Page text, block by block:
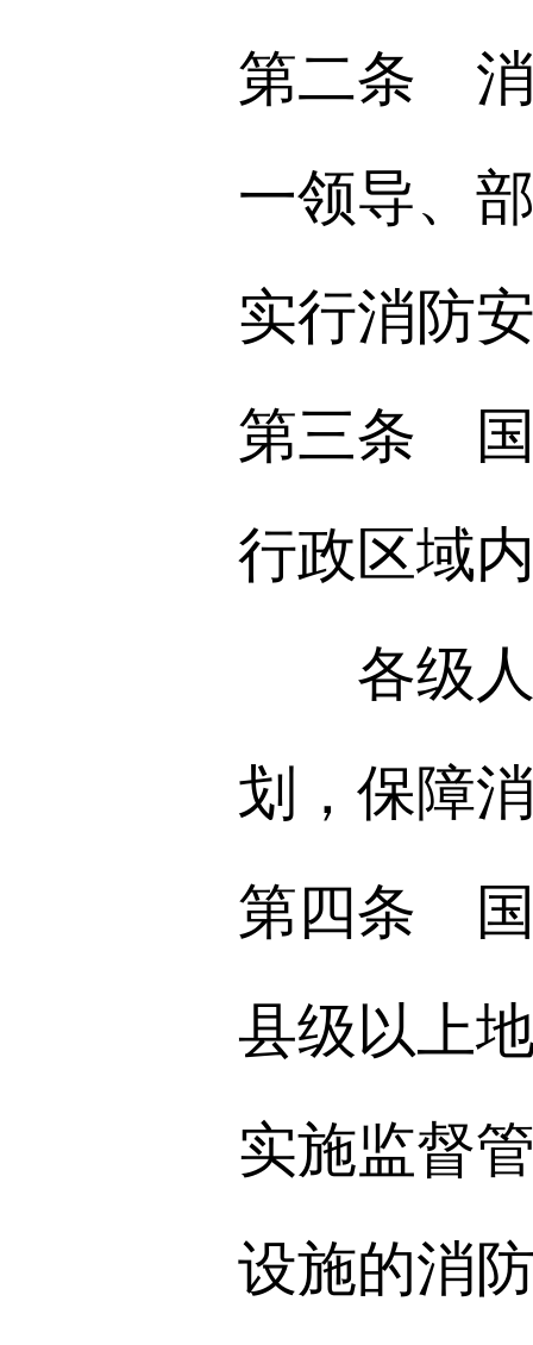
第二条 消
一领导、
实行消防
第三条 国
行政区域
各级人
划，保障
第四条 国
县级以上
实施监督
设施的消